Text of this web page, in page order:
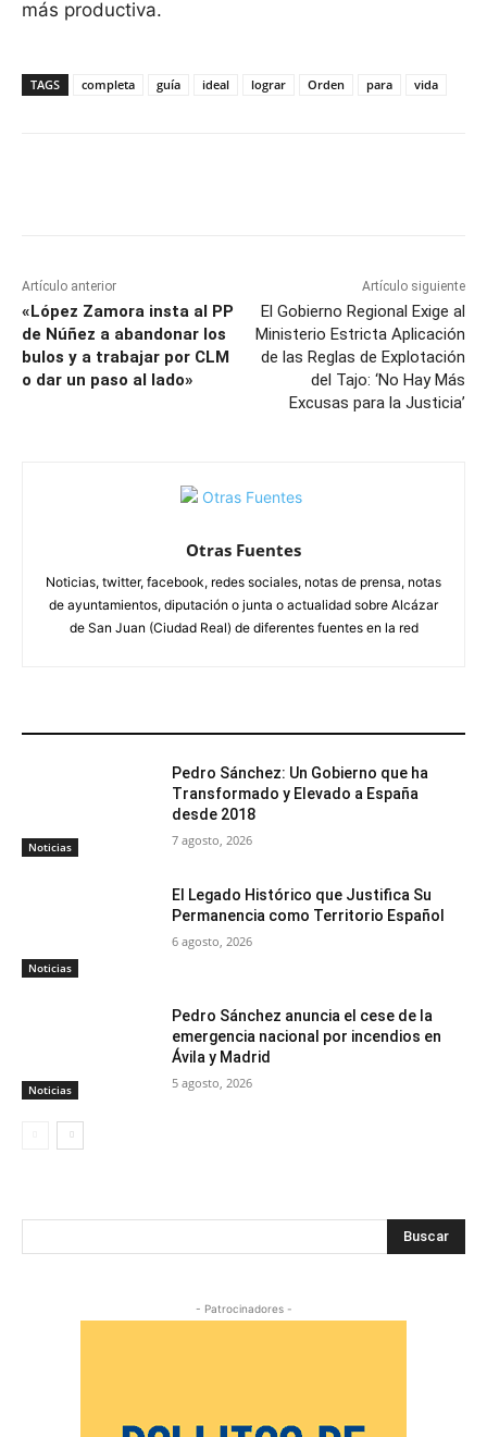
más productiva.
TAGS completa guía ideal lograr Orden para vida
Artículo anterior
«López Zamora insta al PP
de Núñez a abandonar los
bulos y a trabajar por CLM
o dar un paso al lado»
Artículo siguiente
El Gobierno Regional Exige al
Ministerio Estricta Aplicación
de las Reglas de Explotación
del Tajo: ‘No Hay Más
Excusas para la Justicia’
Otras Fuentes
Noticias, twitter, facebook, redes sociales, notas de prensa, notas
de ayuntamientos, diputación o junta o actualidad sobre Alcázar
de San Juan (Ciudad Real) de diferentes fuentes en la red
Noticias
Pedro Sánchez: Un Gobierno que ha
Transformado y Elevado a España
desde 2018
7 agosto, 2026
Noticias
El Legado Histórico que Justifica Su
Permanencia como Territorio Español
6 agosto, 2026
Noticias
Pedro Sánchez anuncia el cese de la
emergencia nacional por incendios en
Ávila y Madrid
5 agosto, 2026
Buscar
- Patrocinadores -